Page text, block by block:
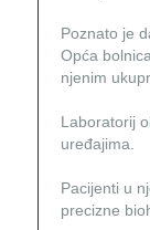
Poznato je
Opća
njenim
Laboratorij
uređajima.
Pacijenti u
precizne